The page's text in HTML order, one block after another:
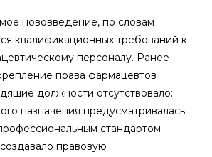
нововведение, по словам
квалификационных требований к
персоналу. Ранее
права фармацевтов
должности отсутствовало:
назначения предусматривалась
стандартом
правовую